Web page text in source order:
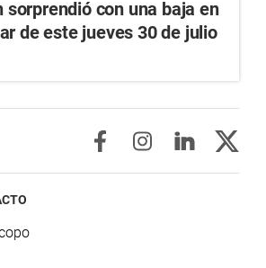
sorprendió con una baja en
de este jueves 30 de julio